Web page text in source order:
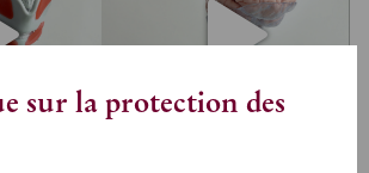
sur la protection des